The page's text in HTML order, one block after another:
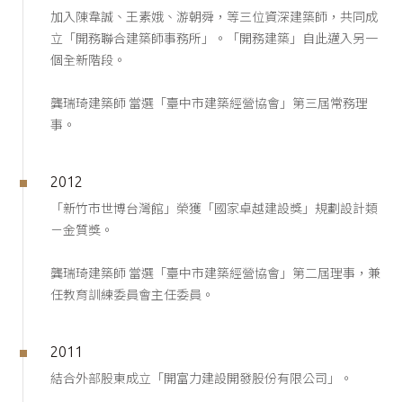
加入陳韋誠、王素娥、游朝舜，等三位資深建築師，共同成
立「開務聯合建築師事務所」。「開務建築」自此邁入另一
個全新階段。
龔瑞琦建築師 當選「臺中市建築經營協會」第三屆常務理
事。
2012
「新竹市世博台灣館」榮獲「國家卓越建設獎」規劃設計類
－金質獎。
龔瑞琦建築師 當選「臺中市建築經營協會」第二屆理事，兼
任教育訓練委員會主任委員。
2011
結合外部股東成立「開富力建設開發股份有限公司」。